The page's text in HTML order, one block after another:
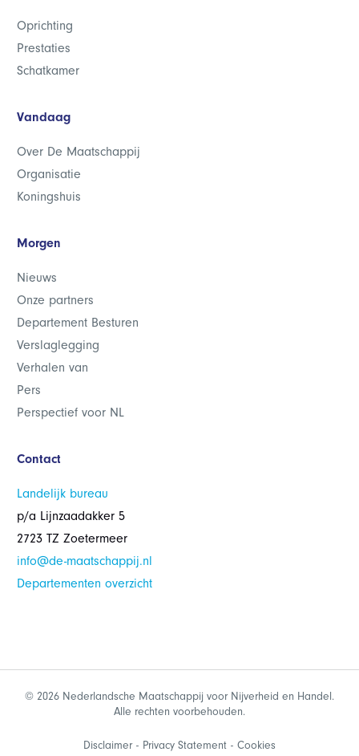
Oprichting
Prestaties
Schatkamer
Vandaag
Over De Maatschappij
Organisatie
Koningshuis
Morgen
Nieuws
Onze partners
Departement Besturen
Verslaglegging
Verhalen van
Pers
Perspectief voor NL
Contact
Landelijk bureau
p/a Lijnzaadakker 5
2723 TZ Zoetermeer
info@de-maatschappij.nl
Departementen overzicht
© 2026 Nederlandsche Maatschappij voor Nijverheid en Handel.
Alle rechten voorbehouden.
Disclaimer Privacy Statement Cookies